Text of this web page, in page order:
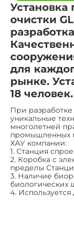
Установка
очистки
для
рынке.
18 человек.
При
уникальные
многолетней
промышленных
ХАУ компании:
1. Станция
2. Коробка с
пределы
3. Наличие
биологических
4.